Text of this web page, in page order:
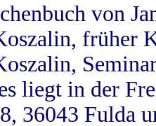
von
früher
liegt in der
36043 Fulda